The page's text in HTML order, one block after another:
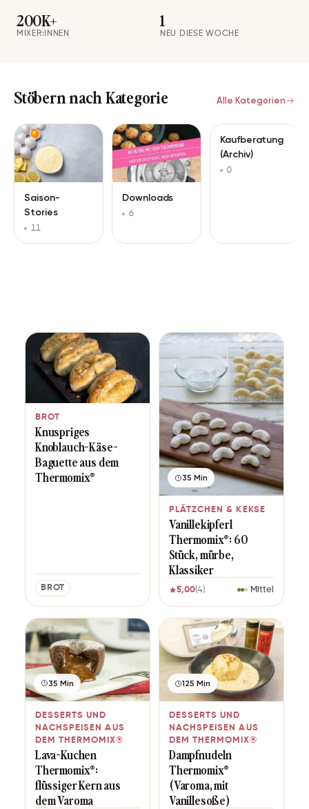
200K+
MIXER:INNEN
1
NEU DIESE WOCHE
Stöbern nach Kategorie Alle Kategorien
Saison-
Stories
11
Downloads
6
Kaufberatung
(Archiv)
0
BROT
Knuspriges
Knoblauch-Käse-
Baguette aus dem
Thermomix®
BROT
35 Min
PLÄTZCHEN & KEKSE
Vanillekipferl
Thermomix®: 60
Stück, mürbe,
Klassiker
5,00(4) Mittel
35 Min
DESSERTS UND
NACHSPEISEN AUS
DEM THERMOMIX®
Lava-Kuchen
Thermomix®:
flüssiger Kern aus
dem Varoma
125 Min
DESSERTS UND
NACHSPEISEN AUS
DEM THERMOMIX®
Dampfnudeln
Thermomix®
(Varoma, mit
Vanillesoße)